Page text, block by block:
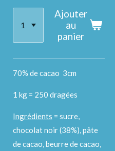
Ajouter
au
panier
70% de cacao 3cm
1 kg = 250 dragées
Ingrédients = sucre,
chocolat noir (38%), pâte
de cacao, beurre de cacao,